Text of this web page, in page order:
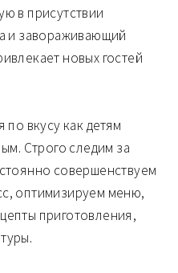
в присутствии
и завораживающий
новых гостей
по вкусу как детям
Строго следим за
совершенствуем
оптимизируем меню,
приготовления,